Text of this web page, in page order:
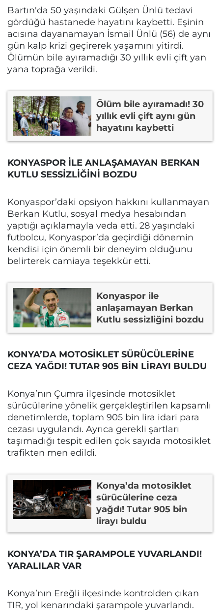
Bartın'da 50 yaşındaki Gülşen Ünlü tedavi
gördüğü hastanede hayatını kaybetti. Eşinin
acısına dayanamayan İsmail Ünlü (56) de aynı
gün kalp krizi geçirerek yaşamını yitirdi.
Ölümün bile ayıramadığı 30 yıllık evli çift yan
yana toprağa verildi.
Ölüm bile ayıramadı! 30
yıllık evli çift aynı gün
hayatını kaybetti
KONYASPOR İLE ANLAŞAMAYAN BERKAN
KUTLU SESSİZLİĞİNİ BOZDU
Konyaspor’daki opsiyon hakkını kullanmayan
Berkan Kutlu, sosyal medya hesabından
yaptığı açıklamayla veda etti. 28 yaşındaki
futbolcu, Konyaspor’da geçirdiği dönemin
kendisi için önemli bir deneyim olduğunu
belirterek camiaya teşekkür etti.
Konyaspor ile
anlaşamayan Berkan
Kutlu sessizliğini bozdu
KONYA’DA MOTOSİKLET SÜRÜCÜLERİNE
CEZA YAĞDI! TUTAR 905 BİN LİRAYI BULDU
Konya’nın Çumra ilçesinde motosiklet
sürücülerine yönelik gerçekleştirilen kapsamlı
denetimlerde, toplam 905 bin lira idari para
cezası uygulandı. Ayrıca gerekli şartları
taşımadığı tespit edilen çok sayıda motosiklet
trafikten men edildi.
Konya’da motosiklet
sürücülerine ceza
yağdı! Tutar 905 bin
lirayı buldu
KONYA’DA TIR ŞARAMPOLE YUVARLANDI!
YARALILAR VAR
Konya’nın Ereğli ilçesinde kontrolden çıkan
TIR, yol kenarındaki şarampole yuvarlandı.